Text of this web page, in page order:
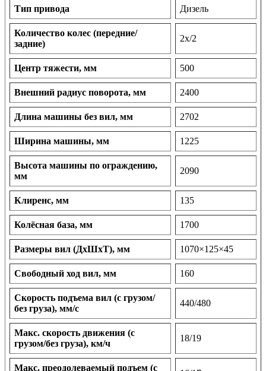
Тип привода Дизель
Количество колес (передние/
задние)
2х/2
Центр тяжести, мм 500
Внешний радиус поворота, мм 2400
Длина машины без вил, мм 2702
Ширина машины, мм 1225
Высота машины по ограждению,
мм
2090
Клиренс, мм 135
Колёсная база, мм 1700
Размеры вил (ДхШхТ), мм 1070×125×45
Свободный ход вил, мм 160
Скорость подъема вил (с грузом/
без груза), мм/с
440/480
Макс. скорость движения (с
грузом/без груза), км/ч
18/19
Макс. преодолеваемый подъем (с